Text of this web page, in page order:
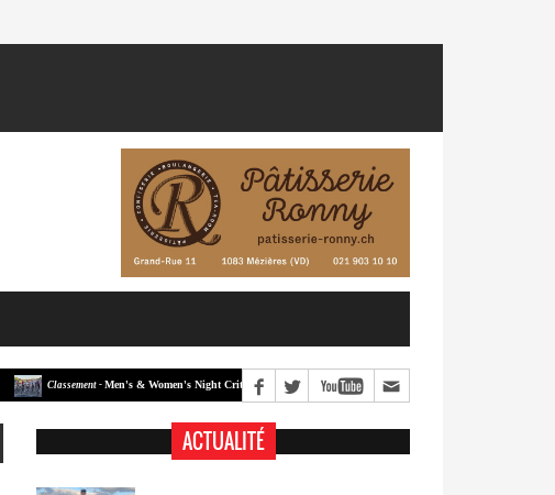
Classement -Men's & Women's Night Crit #2 Classement - Men's & Women's Night Crit #1
ACTUALITÉ